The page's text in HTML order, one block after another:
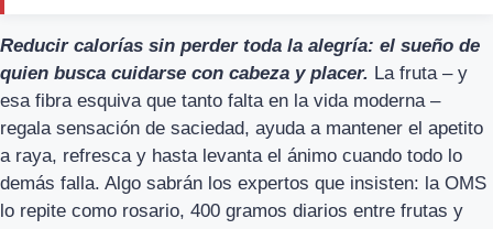
Reducir calorías sin perder toda la alegría: el sueño de
quien busca cuidarse con cabeza y placer. La fruta – y
esa fibra esquiva que tanto falta en la vida moderna –
regala sensación de saciedad, ayuda a mantener el apetito
a raya, refresca y hasta levanta el ánimo cuando todo lo
demás falla. Algo sabrán los expertos que insisten: la OMS
lo repite como rosario, 400 gramos diarios entre frutas y